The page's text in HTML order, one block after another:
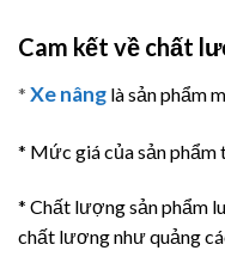
Cam kết về chất
* Xe nâng là sản phẩm
* Mức giá của sản
* Chất lượng sản phẩm
chất lương như quảng